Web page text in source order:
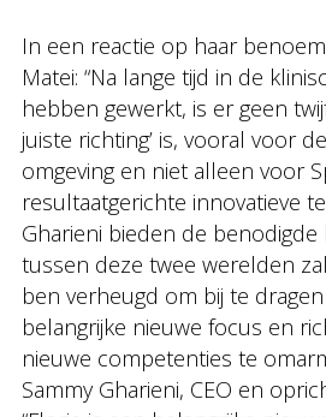
In een reactie op haar
Matei: “Na lange tijd in de
hebben gewerkt, is er geen
juiste richting’ is, vooral voor
omgeving en niet alleen voor
resultaatgerichte innovatieve
Gharieni bieden de
tussen deze twee werelden
ben verheugd om bij te
belangrijke nieuwe focus en
nieuwe competenties te
Sammy Gharieni, CEO en